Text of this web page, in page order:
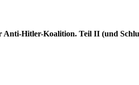
Hitler-Koalition. Teil II (und